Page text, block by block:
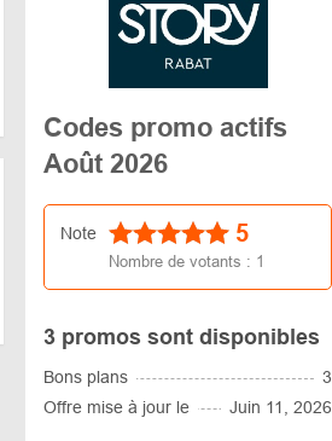
Codes promo actifs
Août 2026
Note 5
Nombre de votants : 1
3 promos sont disponibles
Bons plans
3
Offre mise à jour le
Juin 11, 2026